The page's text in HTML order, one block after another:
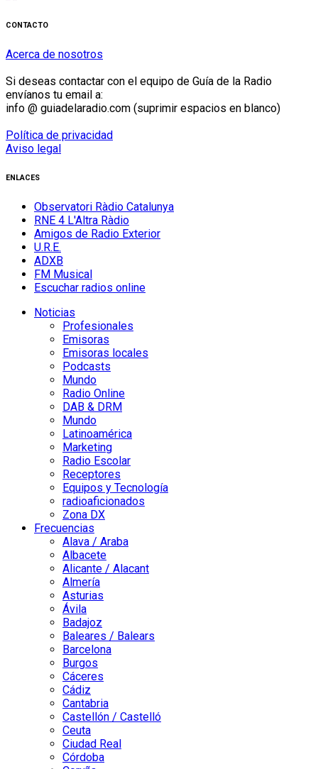
CONTACTO
Acerca de nosotros
Si deseas contactar con el equipo de Guía de la Radio
envíanos tu email a:
info @ guiadelaradio.com (suprimir espacios en blanco)
Política de privacidad
Aviso legal
ENLACES
Observatori Ràdio Catalunya
RNE 4 L'Altra Ràdio
Amigos de Radio Exterior
U.R.E.
ADXB
FM Musical
Escuchar radios online
Noticias
Profesionales
Emisoras
Emisoras locales
Podcasts
Mundo
Radio Online
DAB & DRM
Mundo
Latinoamérica
Marketing
Radio Escolar
Receptores
Equipos y Tecnología
radioaficionados
Zona DX
Frecuencias
Alava / Araba
Albacete
Alicante / Alacant
Almería
Asturias
Ávila
Badajoz
Baleares / Balears
Barcelona
Burgos
Cáceres
Cádiz
Cantabria
Castellón / Castelló
Ceuta
Ciudad Real
Córdoba